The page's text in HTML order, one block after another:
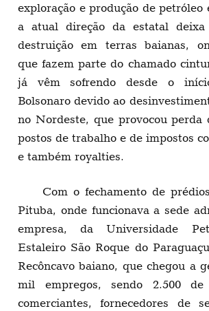
exploração e produção de petróleo
a atual direção da estatal
destruição em terras baianas,
que fazem parte do chamado
já vêm sofrendo desde o
Bolsonaro devido ao
no Nordeste, que provocou perda
postos de trabalho e de impostos
e também royalties.
Com o fechamento de
Pituba, onde funcionava a sede
empresa, da Universidade
Estaleiro São Roque do
Recôncavo baiano, que chegou a
mil empregos, sendo 2.500
comerciantes, fornecedores de